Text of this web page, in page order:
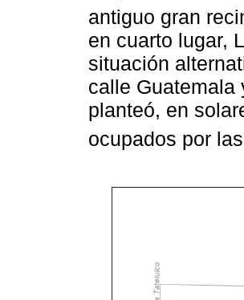
antiguo gran
en cuarto lugar,
situación
calle Guatemala
planteó, en
ocupados por